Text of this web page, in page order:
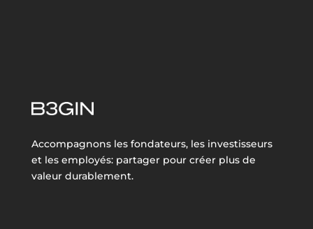
Accompagnons les fondateurs, les investisseurs
et les employés: partager pour créer plus de
valeur durablement.